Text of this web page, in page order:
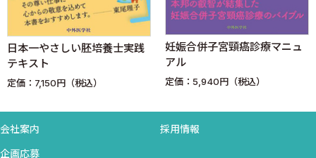
B 超音波マーカー検査 〈石井達子，関沢明彦〉
C 非侵襲性出生前遺伝学的検査（NIPT） 〈石井達子，関沢
明彦〉
COLUMN NIPTで検出される偶発的所見 〈石井達子，関沢明
彦〉
明彦〉
日本一やさしい胚培養士実践
テキスト
定価：7,150円（税込）
妊娠合併子宮頸癌診療マニュ
アル
定価：5,940円（税込）
会社案内 採用情報
企画応募